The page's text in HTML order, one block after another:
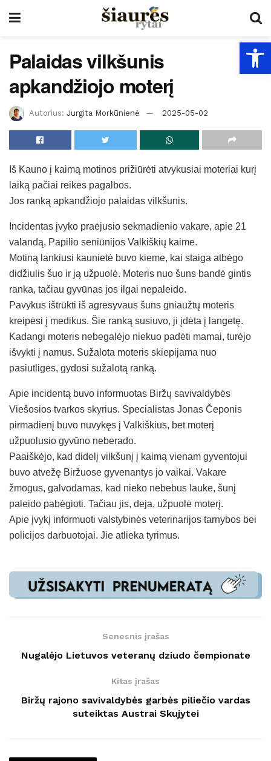
Palaidas vilkšunis
apkandžiojo moterį
Autorius: Jurgita Morkūnienė 2025-05-02
Iš Kauno į kaimą motinos prižiūrėti atvykusiai moteriai kurį
laiką pačiai reikės pagalbos.
Jos ranką apkandžiojo palaidas vilkšunis.
Incidentas įvyko praėjusio sekmadienio vakare, apie 21
valandą, Papilio seniūnijos Valkiškių kaime.
Motiną lankiusi kaunietė buvo kieme, kai staiga atbėgo
didžiulis šuo ir ją užpuolė. Moteris nuo šuns bandė gintis
ranka, tačiau gyvūnas jos ilgai nepaleido.
Pavykus ištrūkti iš agresyvaus šuns gniaužtų moteris
kreipėsi į medikus. Šie ranką susiuvo, ji įdėta į langetę.
Kadangi moteris nebegalėjo niekuo padėti mamai, turėjo
išvykti į namus. Sužalota moteris skiepijama nuo
pasiutligės, gydosi sužalotą ranką.
Apie incidentą buvo informuotas Biržų savivaldybės
Viešosios tvarkos skyrius. Specialistas Jonas Čeponis
pirmadienį buvo nuvykęs į Valkiškius, bet moterį
užpuolusio gyvūno neberado.
Paaiškėjo, kad didelį vilkšunį į kaimą vienam gyventojui
buvo atvežę Biržuose gyvenantys jo vaikai. Vakare
žmogus, galvodamas, kad nieko nebebus lauke, šunį
paleido pabėgioti. Tačiau jis, deja, užpuolė moterį.
Apie įvykį informuoti valstybinės veterinarijos tarnybos bei
policijos darbuotojai. Jie atlieka tyrimus.
Senesnis įrašas
Nugalėjo Lietuvos veteranų dziudo čempionate
Kitas įrašas
Biržų rajono savivaldybės garbės piliečio vardas
suteiktas Austrai Skujytei